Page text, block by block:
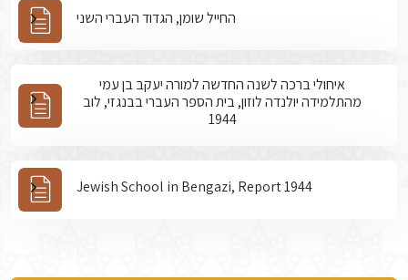
החייל שומן, הגדוד העברי השני
איחולי ברכה לשנה החדשה למורה יעקב בן עמי
מהתלמידה יולנדה לוזון, בית הספר העברי בבנגזי, לוב
1944
Jewish School in Bengazi, Report 1944